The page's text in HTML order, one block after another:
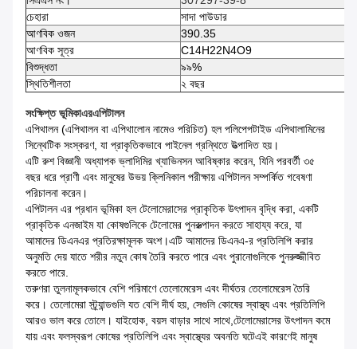
চেহারা
সাদা পাউডার
আণবিক ওজন
390.35
আণবিক সূত্র
C14H22N4O9
বিশুদ্ধতা
৯৯%
স্থিতিশীলতা
২ বছর
সংক্ষিপ্ত ভূমিকাএরএপিটালন
এপিথালন (এপিথালন বা এপিথালোন নামেও পরিচিত) হল পলিপেপটাইড এপিথালামিনের
সিন্থেটিক সংস্করণ, যা প্রাকৃতিকভাবে পাইনেল গ্রন্থিতে উত্পাদিত হয়।
এটি রুশ বিজ্ঞানী অধ্যাপক ভ্লাদিমির খ্যাভিনসন আবিষ্কার করেন, যিনি পরবর্তী ৩৫
বছর ধরে প্রাণী এবং মানুষের উভয় ক্লিনিকাল পরীক্ষায় এপিটালন সম্পর্কিত গবেষণা
পরিচালনা করেন।
এপিটালন এর প্রধান ভূমিকা হল টেলোমেরাসের প্রাকৃতিক উৎপাদন বৃদ্ধি করা, একটি
প্রাকৃতিক এনজাইম যা কোষগুলিকে টেলোমের পুনরুত্পাদন করতে সাহায্য করে, যা
আমাদের ডিএনএর প্রতিরক্ষামূলক অংশ।এটি আমাদের ডিএনএ-র প্রতিলিপি করার
অনুমতি দেয় যাতে শরীর নতুন কোষ তৈরি করতে পারে এবং পুরানোগুলিকে পুনরুজ্জীবিত
করতে পারে.
তরুণরা তুলনামূলকভাবে বেশি পরিমাণে তেলোমেরেস এবং দীর্ঘতর তেলোমেরেস তৈরি
করে। তেলোমেরা স্ট্র্যান্ডগুলি যত বেশি দীর্ঘ হয়, সেগুলি কোষের স্বাস্থ্য এবং প্রতিলিপি
আরও ভাল করে তোলে। যাইহোক, বয়স বাড়ার সাথে সাথে,টেলোমেরাসের উৎপাদন কমে
যায় এবং ফলস্বরূপ কোষের প্রতিলিপি এবং স্বাস্থ্যের অবনতি ঘটেএই কারণেই মানুষ